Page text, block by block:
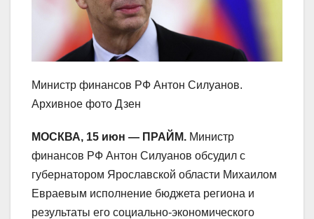
Министр финансов РФ Антон Силуанов.
Архивное фото Дзен
МОСКВА, 15 июн — ПРАЙМ. Министр
финансов РФ Антон Силуанов обсудил с
губернатором Ярославской области Михаилом
Евраевым исполнение бюджета региона и
результаты его социально-экономического